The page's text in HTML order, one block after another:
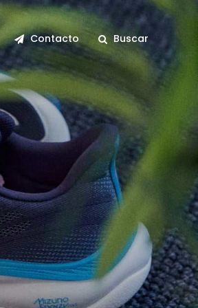
Contacto Buscar